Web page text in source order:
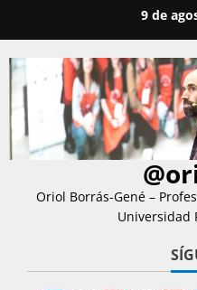
contenido
9 de
Oriol Borrás-Gené –
Universidad